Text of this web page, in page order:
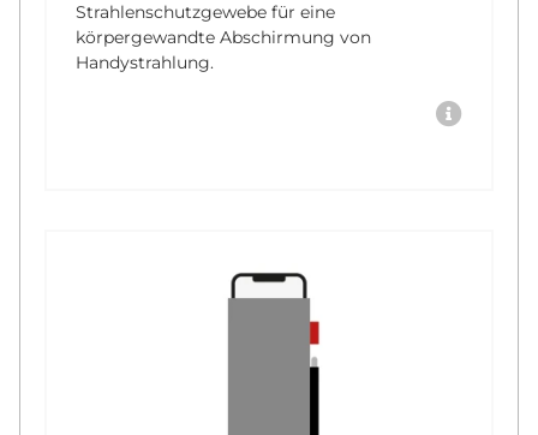
Strahlenschutzgewebe für eine
körpergewandte Abschirmung von
Handystrahlung.